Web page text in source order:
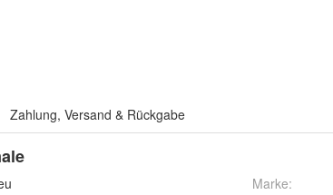
Zahlung, Versand & Rückgabe
Marke: